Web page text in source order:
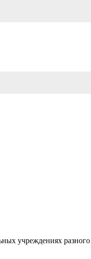
учреждениях